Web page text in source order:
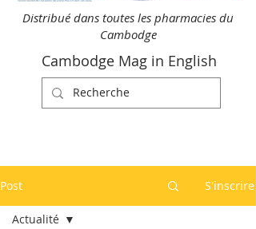
Distribué dans toutes les pharmacies du
Cambodge
Cambodge Mag in English
Post S'inscrire
Actualité